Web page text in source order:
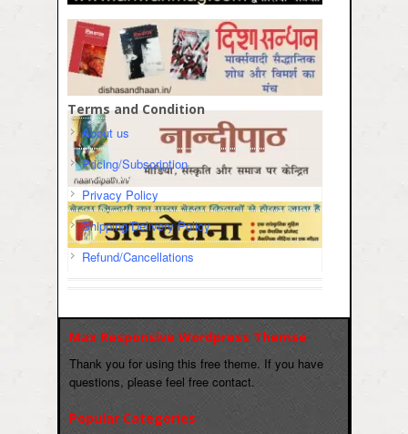
Terms and Condition
About us
Pricing/Subscription
Privacy Policy
Shipping/Delivery Policy
Refund/Cancellations
Max Responsive Wordpress Themse
Thank you for using this free theme. If you have
questions, please feel free contact.
Popular Categories